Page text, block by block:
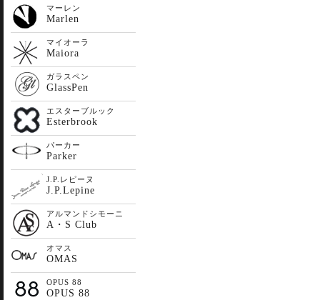
マーレン
Marlen
マイオーラ
Maiora
ガラスペン
GlassPen
エスターブルック
Esterbrook
パーカー
Parker
J.P.レピーヌ
J.P.Lepine
アルマンドシモーニ
A・S Club
オマス
OMAS
OPUS 88
OPUS 88